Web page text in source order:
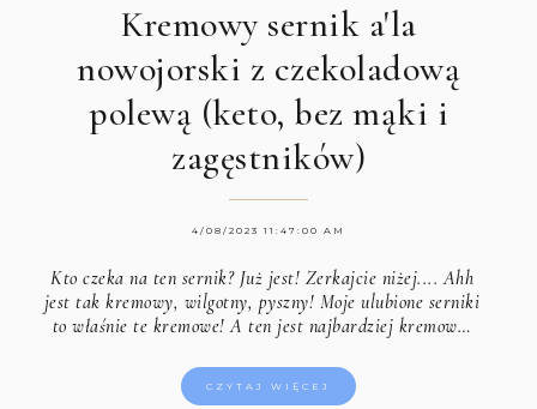
Kremowy sernik a'la
nowojorski z czekoladową
polewą (keto, bez mąki i
zagęstników)
4/08/2023 11:47:00 AM
Kto czeka na ten sernik? Już jest! Zerkajcie niżej.... Ahh
jest tak kremowy, wilgotny, pyszny! Moje ulubione serniki
to właśnie te kremowe! A ten jest najbardziej kremow…
CZYTAJ WIĘCEJ